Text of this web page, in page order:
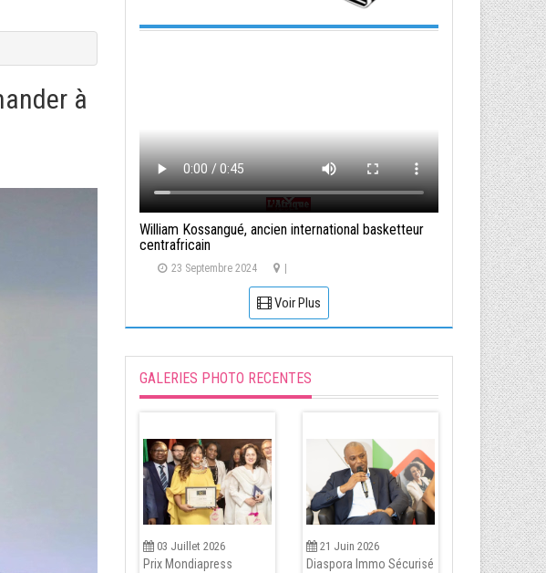
à
William Kossangué, ancien international basketteur
centrafricain
23 Septembre 2024
Voir Plus
GALERIES PHOTO RECENTES
03 Juillet 2026
Prix Mondiapress
21 Juin 2026
Diaspora Immo Sécurisé